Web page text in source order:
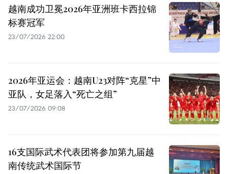
越南成功卫冕2026年亚洲班卡西拉锦
标赛冠军
23/07/2026 22:00
2026年亚运会：越南U23对阵“克星”中
亚队，女足落入“死亡之组”
23/07/2026 09:08
16支国际武术代表团将参加第九届越
南传统武术国际节